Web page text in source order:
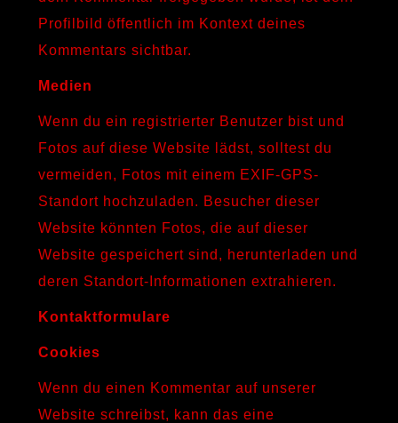
Profilbild öffentlich im Kontext deines
Kommentars sichtbar.
Medien
Wenn du ein registrierter Benutzer bist und
Fotos auf diese Website lädst, solltest du
vermeiden, Fotos mit einem EXIF-GPS-
Standort hochzuladen. Besucher dieser
Website könnten Fotos, die auf dieser
Website gespeichert sind, herunterladen und
deren Standort-Informationen extrahieren.
Kontaktformulare
Cookies
Wenn du einen Kommentar auf unserer
Website schreibst, kann das eine